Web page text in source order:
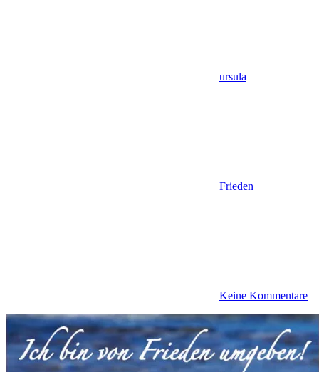
ursula
Frieden
Keine Kommentare